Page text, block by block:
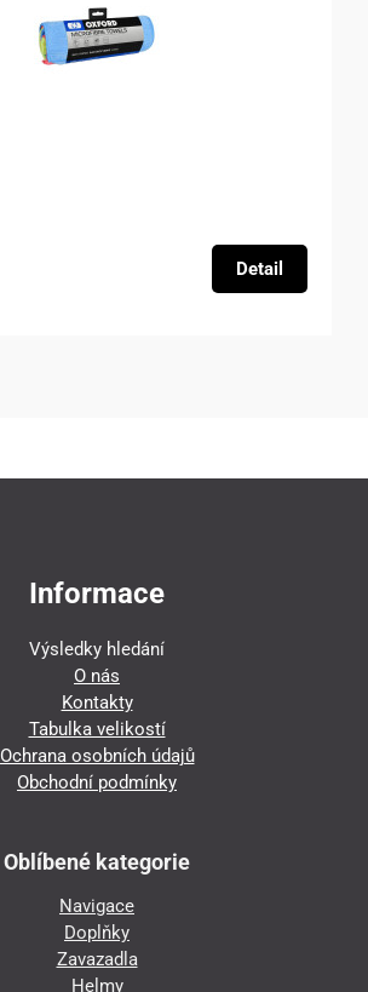
Detail
Informace
Výsledky hledání
O nás
Kontakty
Tabulka velikostí
Ochrana osobních údajů
Obchodní podmínky
Oblíbené kategorie
Navigace
Doplňky
Zavazadla
Helmy